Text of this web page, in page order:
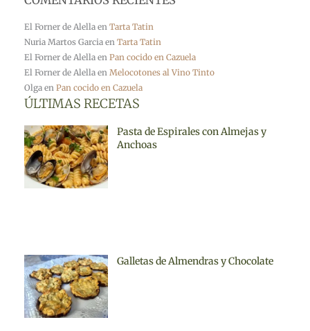
El Forner de Alella en Tarta Tatin
Nuria Martos Garcia en Tarta Tatin
El Forner de Alella en Pan cocido en Cazuela
El Forner de Alella en Melocotones al Vino Tinto
Olga en Pan cocido en Cazuela
ÚLTIMAS RECETAS
Pasta de Espirales con Almejas y
Anchoas
Galletas de Almendras y Chocolate